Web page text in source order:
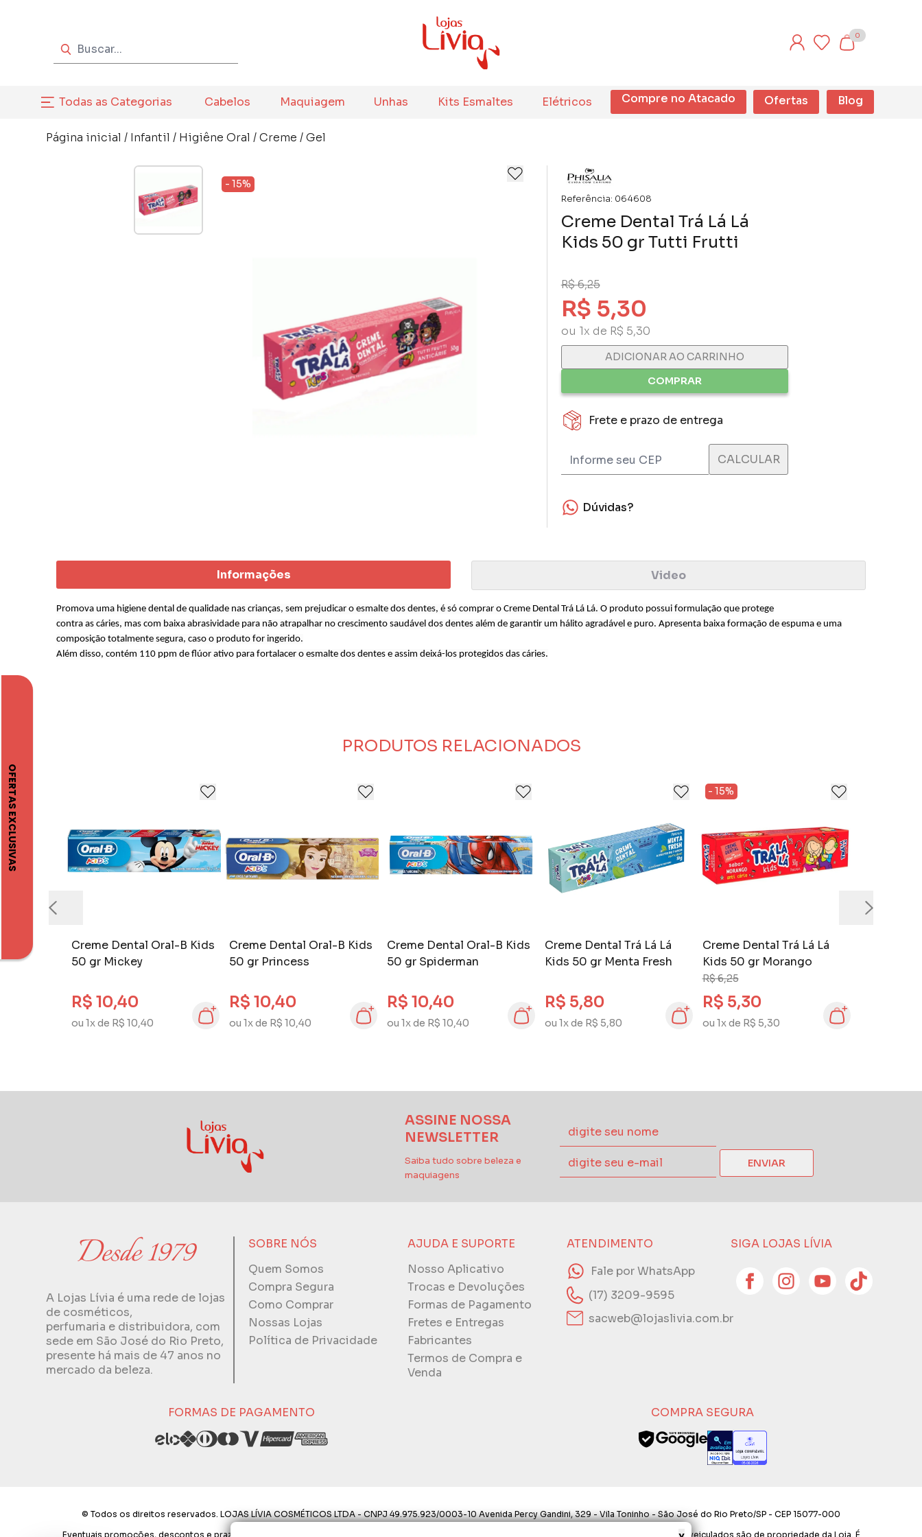
0
Todas as Categorias Cabelos Maquiagem Unhas Kits Esmaltes Elétricos Compre no Atacado Ofertas Blog
Página inicial / Infantil / Higiêne Oral /Creme / Gel
- 15%
Referência: 064608
Creme Dental Trá Lá Lá
Kids 50 gr Tutti Frutti
R$ 6,25
R$ 5,30
ou 1x de R$ 5,30
ADICIONAR AO CARRINHO
COMPRAR
Frete e prazo de entrega
Dúvidas?
Informações Video
Promova uma higiene dental de qualidade nas crianças, sem prejudicar o esmalte dos dentes, é só comprar o Creme Dental Trá Lá Lá. O produto possui formulação que protege
contra as cáries, mas com baixa abrasividade para não atrapalhar no crescimento saudável dos dentes além de garantir um hálito agradável e puro. Apresenta baixa formação de espuma e uma
composição totalmente segura, caso o produto for ingerido.
Além disso, contém 110 ppm de flúor ativo para fortalacer o esmalte dos dentes e assim deixá-los protegidos das cáries.
PRODUTOS RELACIONADOS
Creme Dental Oral-B Kids
50 gr Mickey
R$ 10,40
ou 1x de R$ 10,40
Creme Dental Oral-B Kids
50 gr Princess
R$ 10,40
ou 1x de R$ 10,40
Creme Dental Oral-B Kids
50 gr Spiderman
R$ 10,40
ou 1x de R$ 10,40
Creme Dental Trá Lá Lá
Kids 50 gr Menta Fresh
R$ 5,80
ou 1x de R$ 5,80
Creme Dental Trá Lá Lá
Kids 50 gr Morango
R$ 6,25
R$ 5,30
ou 1x de R$ 5,30
- 15%
ASSINE NOSSA
NEWSLETTER
Saiba tudo sobre beleza e
maquiagens
ENVIAR
A Lojas Lívia é uma rede de lojas
de cosméticos,
perfumaria e distribuidora, com
sede em São José do Rio Preto,
presente há mais de 47 anos no
mercado da beleza.
SOBRE NÓS
Quem Somos
Compra Segura
Como Comprar
Nossas Lojas
Política de Privacidade
AJUDA E SUPORTE
Nosso Aplicativo
Trocas e Devoluções
Formas de Pagamento
Fretes e Entregas
Fabricantes
Termos de Compra e
Venda
ATENDIMENTO
Fale por WhatsApp
(17) 3209-9595
sacweb@lojaslivia.com.br
SIGA LOJAS LÍVIA
FORMAS DE PAGAMENTO COMPRA SEGURA
© Todos os direitos reservados. LOJAS LÍVIA COSMÉTICOS LTDA - CNPJ 49.975.923/0003-10 Avenida Percy Gandini, 329 - Vila Toninho - São José do Rio Preto/SP - CEP 15077-000
Eventuais promoções, descontos e prazos de pagamento expostos aqui são válidos apenas para compras via internet. As fotos, textos e layout aqui veiculados são de propriedade da Loja. É